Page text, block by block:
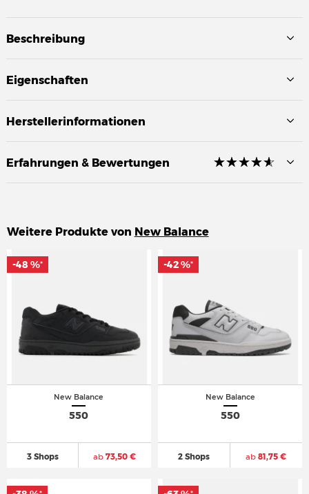
Beschreibung
Eigenschaften
Herstellerinformationen
Erfahrungen & Bewertungen ☆☆☆☆☆
★★★★★
Weitere Produkte von New Balance
New Balance
550
3 Shops ab 73,50 €
-48 %*
-48 %*
New Balance
550
2 Shops ab 81,75 €
-42 %*
-42 %*